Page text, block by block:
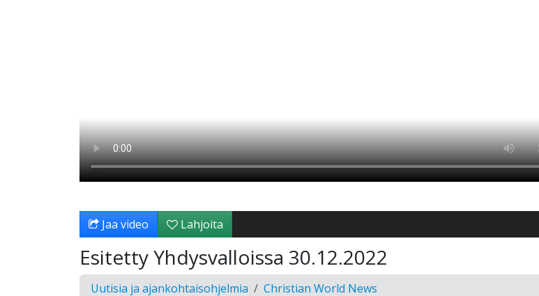
Jaa video Lahjoita
Esitetty Yhdysvalloissa 30.12.2022
Uutisia ja ajankohtaisohjelmia Christian World News